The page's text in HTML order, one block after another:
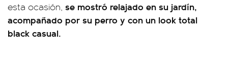
esta ocasión, se mostró relajado en su jardín,
acompañado por su perro y con un look total
black casual.